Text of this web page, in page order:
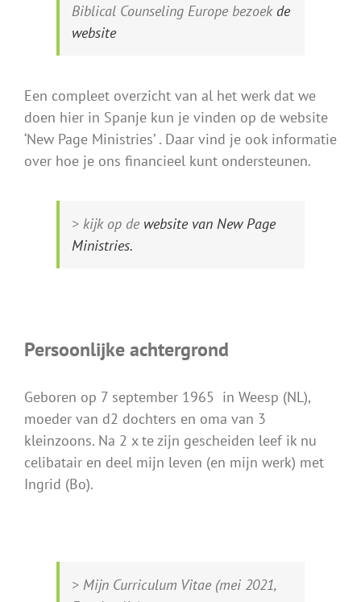
Biblical Counseling Europe bezoek de
website
Een compleet overzicht van al het werk dat we
doen hier in Spanje kun je vinden op de website
‘New Page Ministries’ . Daar vind je ook informatie
over hoe je ons financieel kunt ondersteunen.
> kijk op de website van New Page
Ministries.
Persoonlijke achtergrond
Geboren op 7 september 1965 in Weesp (NL),
moeder van d2 dochters en oma van 3
kleinzoons. Na 2 x te zijn gescheiden leef ik nu
celibatair en deel mijn leven (en mijn werk) met
Ingrid (Bo).
> Mijn Curriculum Vitae (mei 2021,